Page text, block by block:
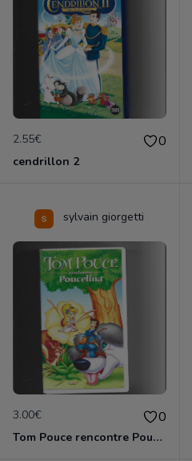
2.55€ 0
cendrillon 2
sylvain giorgetti
3.00€ 0
Tom Pouce rencontre Poucelina